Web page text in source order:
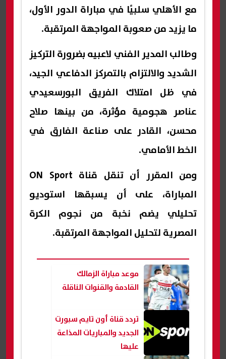
مع الأهلي سلبيًا في مباراة الدور الأول،
ما يزيد من صعوبة المواجهة المرتقبة.
وطالب المدير الفني لاعبيه بضرورة التركيز
الشديد والالتزام بالتمركز الدفاعي الجيد،
في ظل امتلاك الفريق البورسعيدي
عناصر هجومية مؤثرة، من بينها صلاح
محسن، القادر على صناعة الفارق في
الخط الأمامي.
ومن المقرر أن تنقل قناة ON Sport
المباراة، على أن يسبقها استوديو
تحليلي يضم نخبة من نجوم الكرة
المصرية لتحليل المواجهة المرتقبة.
موعد مباراة الزمالك
القادمة والقنوات الناقلة
تردد قناة أون تايم سبورت
الجديد والمباريات المذاعة
عليها